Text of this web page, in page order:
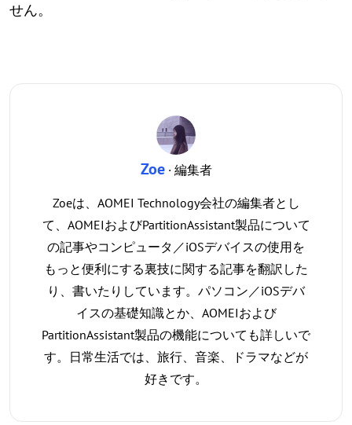
せん。
Zoe· 編集者
Zoeは、AOMEI Technology会社の編集者とし
て、AOMEIおよびPartitionAssistant製品について
の記事やコンピュータ／iOSデバイスの使用を
もっと便利にする裏技に関する記事を翻訳した
り、書いたりしています。パソコン／iOSデバ
イスの基礎知識とか、AOMEIおよび
PartitionAssistant製品の機能についても詳しいで
す。日常生活では、旅行、音楽、ドラマなどが
好きです。